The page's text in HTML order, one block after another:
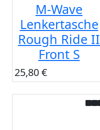
M-Wave
Lenkertasche
Rough Ride II
Front S
25,80 €